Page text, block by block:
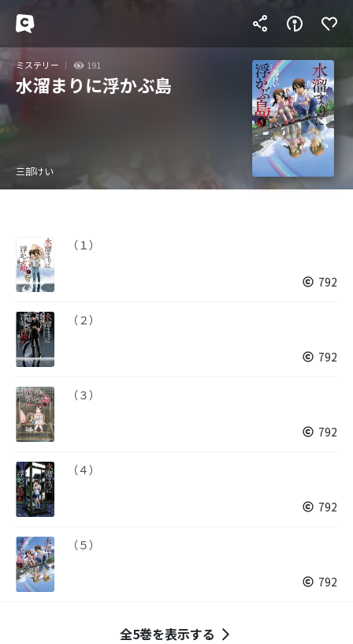
ミステリー 191
水溜まりに浮かぶ島
三部けい
（１）
792
（２）
792
（３）
792
（４）
792
（５）
792
全5巻を表示する